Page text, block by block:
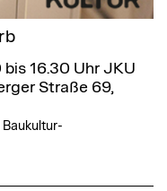
bis 16.30 Uhr JKU
Straße 69,
Baukultur-